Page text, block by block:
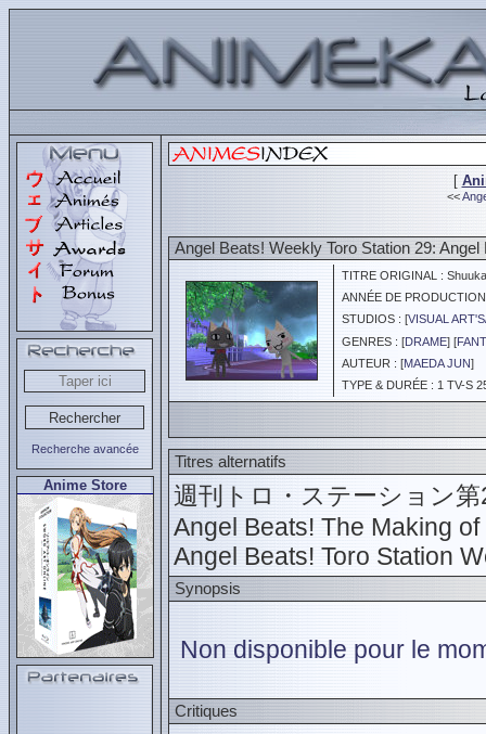
Recherche avancée
Anime Store
[
<<
Angel Beats! Weekly Toro Station 29: Angel
TITRE ORIGINAL :
ANNÉE DE
STUDIOS : [VISUAL
GENRES : [DRAME] [
AUTEUR : [MAEDA JUN]
TYPE & DURÉE : 1 TV-S
Titres alternatifs
週刊トロ・ステーション
Angel Beats! The Making
Angel Beats! Toro Station
Synopsis
Non disponible pour le
Critiques